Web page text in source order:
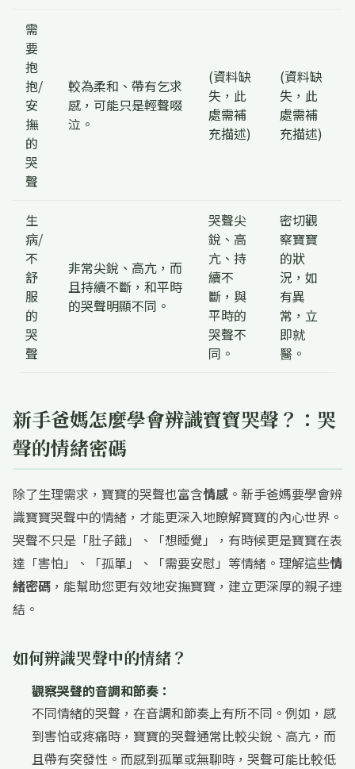
需
要
抱
抱/
安
撫
的
哭
聲
較為柔和、帶有乞求
感，可能只是輕聲啜
泣。
(資料缺
失，此
處需補
充描述)
(資料缺
失，此
處需補
充描述)
生
病/
不
舒
服
的
哭
聲
非常尖銳、高亢，而
且持續不斷，和平時
的哭聲明顯不同。
哭聲尖
銳、高
亢、持
續不
斷，與
平時的
哭聲不
同。
密切觀
察寶寶
的狀
況，如
有異
常，立
即就
醫。
新手爸媽怎麼學會辨識寶寶哭聲？：哭
聲的情緒密碼
除了生理需求，寶寶的哭聲也富含情感 。新手爸媽要學會辨
識寶寶哭聲中的情緒，才能更深入地瞭解寶寶的內心世界。
哭聲不只是「肚子餓」、「想睡覺」，有時候更是寶寶在表
達「害怕」、「孤單」、「需要安慰」等情緒。理解這些情
緒密碼 ，能幫助您更有效地安撫寶寶，建立更深厚的親子連
結。
如何辨識哭聲中的情緒？
觀察哭聲的音調和節奏：
不同情緒的哭聲，在音調和節奏上有所不同。例如，感
到害怕或疼痛時，寶寶的哭聲通常比較尖銳、高亢，而
且帶有突發性。而感到孤單或無聊時，哭聲可能比較低